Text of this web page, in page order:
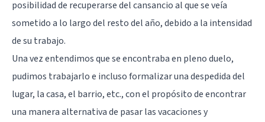
posibilidad de recuperarse del cansancio al que se veía
sometido a lo largo del resto del año, debido a la intensidad
de su trabajo.
Una vez entendimos que se encontraba en pleno duelo,
pudimos trabajarlo e incluso formalizar una despedida del
lugar, la casa, el barrio, etc., con el propósito de encontrar
una manera alternativa de pasar las vacaciones y